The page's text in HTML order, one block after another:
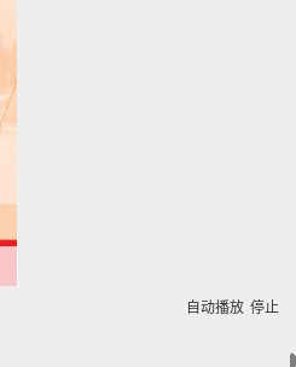
自动播放 停止